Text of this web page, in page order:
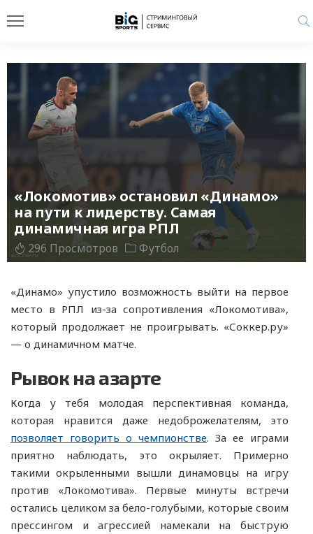
«Локомотив» остановил «Динамо»
на пути к лидерству. Самая
динамичная игра РПЛ
296 Просмотров Футбол
«Динамо» упустило возможность выйти на первое
место в РПЛ из-за сопротивления «Локомотива»,
который продолжает не проигрывать. «Соккер.ру»
— о динамичном матче.
Рывок на азарте
Когда у тебя молодая перспективная команда,
которая нравится даже недоброжелателям, это
позволяет говорить о чемпионстве. За ее играми
приятно наблюдать, это окрыляет. Примерно
такими окрыленными вышли динамовцы на игру
против «Локомотива». Первые минуты встречи
остались целиком за бело-голубыми, которые своим
прессингом и агрессией намекали на быструю